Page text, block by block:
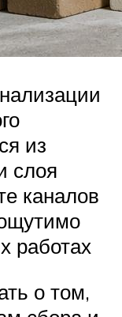
из
слоя
каналов
работах
о том,